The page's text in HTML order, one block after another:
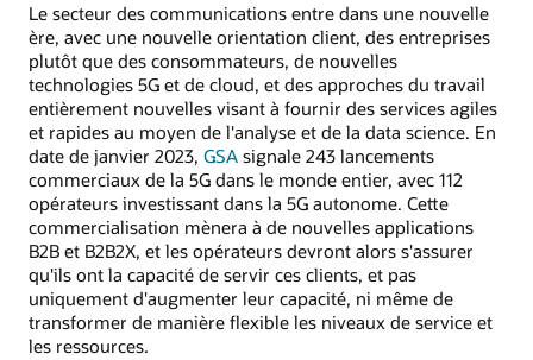
Le secteur des communications entre dans une nouvelle
ère, avec une nouvelle orientation client, des entreprises
plutôt que des consommateurs, de nouvelles
technologies 5G et de cloud, et des approches du travail
entièrement nouvelles visant à fournir des services agiles
et rapides au moyen de l'analyse et de la data science. En
date de janvier 2023, GSA signale 243 lancements
commerciaux de la 5G dans le monde entier, avec 112
opérateurs investissant dans la 5G autonome. Cette
commercialisation mènera à de nouvelles applications
B2B et B2B2X, et les opérateurs devront alors s'assurer
qu'ils ont la capacité de servir ces clients, et pas
uniquement d'augmenter leur capacité, ni même de
transformer de manière flexible les niveaux de service et
les ressources.